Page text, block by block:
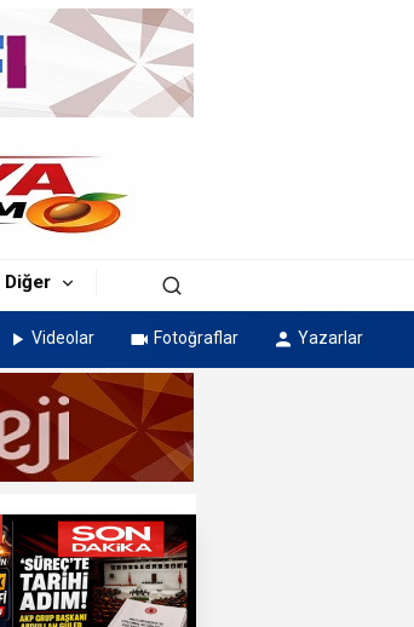
Diğer
Videolar Fotoğraflar Yazarlar